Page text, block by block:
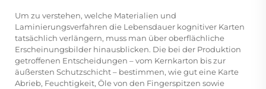
Um zu verstehen, welche Materialien und
Laminierungsverfahren die Lebensdauer kognitiver Karten
tatsächlich verlängern, muss man über oberflächliche
Erscheinungsbilder hinausblicken. Die bei der Produktion
getroffenen Entscheidungen – vom Kernkarton bis zur
äußersten Schutzschicht – bestimmen, wie gut eine Karte
Abrieb, Feuchtigkeit, Öle von den Fingerspitzen sowie